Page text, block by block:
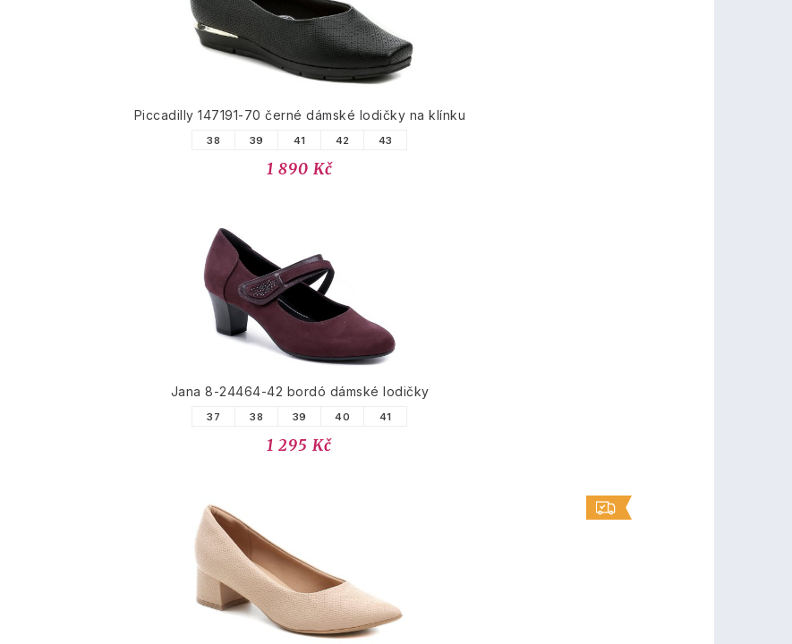
Piccadilly 147191-70 černé dámské lodičky na klínku
38 39 41 42 43
1 890 Kč
Jana 8-24464-42 bordó dámské lodičky
37 38 39 40 41
1 295 Kč